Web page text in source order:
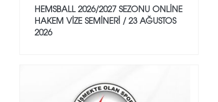
HEMSBALL 2026/2027 SEZONU ONLİNE
HAKEM VİZE SEMİNERİ / 23 AĞUSTOS
2026